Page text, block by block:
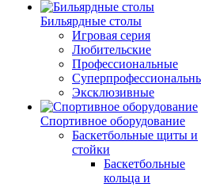
Бильярдные столы
Игровая серия
Любительские
Профессиональные
Эксклюзивные
Спортивное оборудование
Баскетбольные щиты и
стойки
Баскетбольные
кольца и